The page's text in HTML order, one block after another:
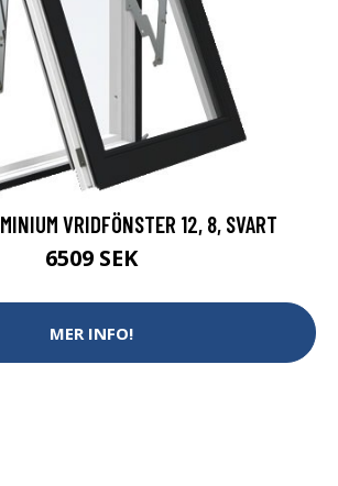
VRIDFÖNSTER 12, 8, SVART
6509 SEK
MER INFO!